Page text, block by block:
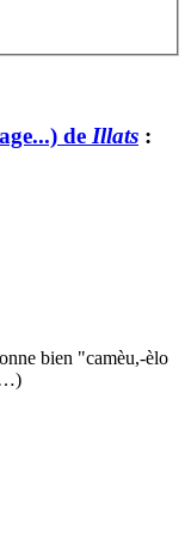
de Illats :
bien "camèu,-èlo